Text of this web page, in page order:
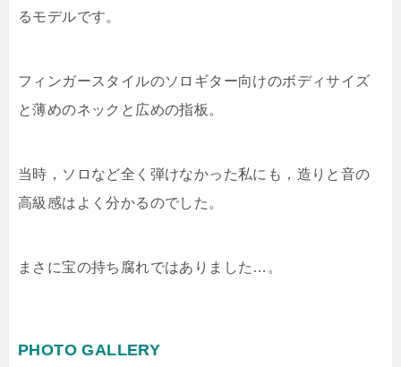
るモデルです。
フィンガースタイルのソロギター向けのボディサイズ
と薄めのネックと広めの指板。
当時，ソロなど全く弾けなかった私にも，造りと音の
高級感はよく分かるのでした。
まさに宝の持ち腐れではありました…。
PHOTO GALLERY